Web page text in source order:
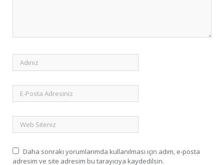
Daha sonraki yorumlarımda kullanılması için adım, e-posta
adresim ve site adresim bu tarayıcıya kaydedilsin.